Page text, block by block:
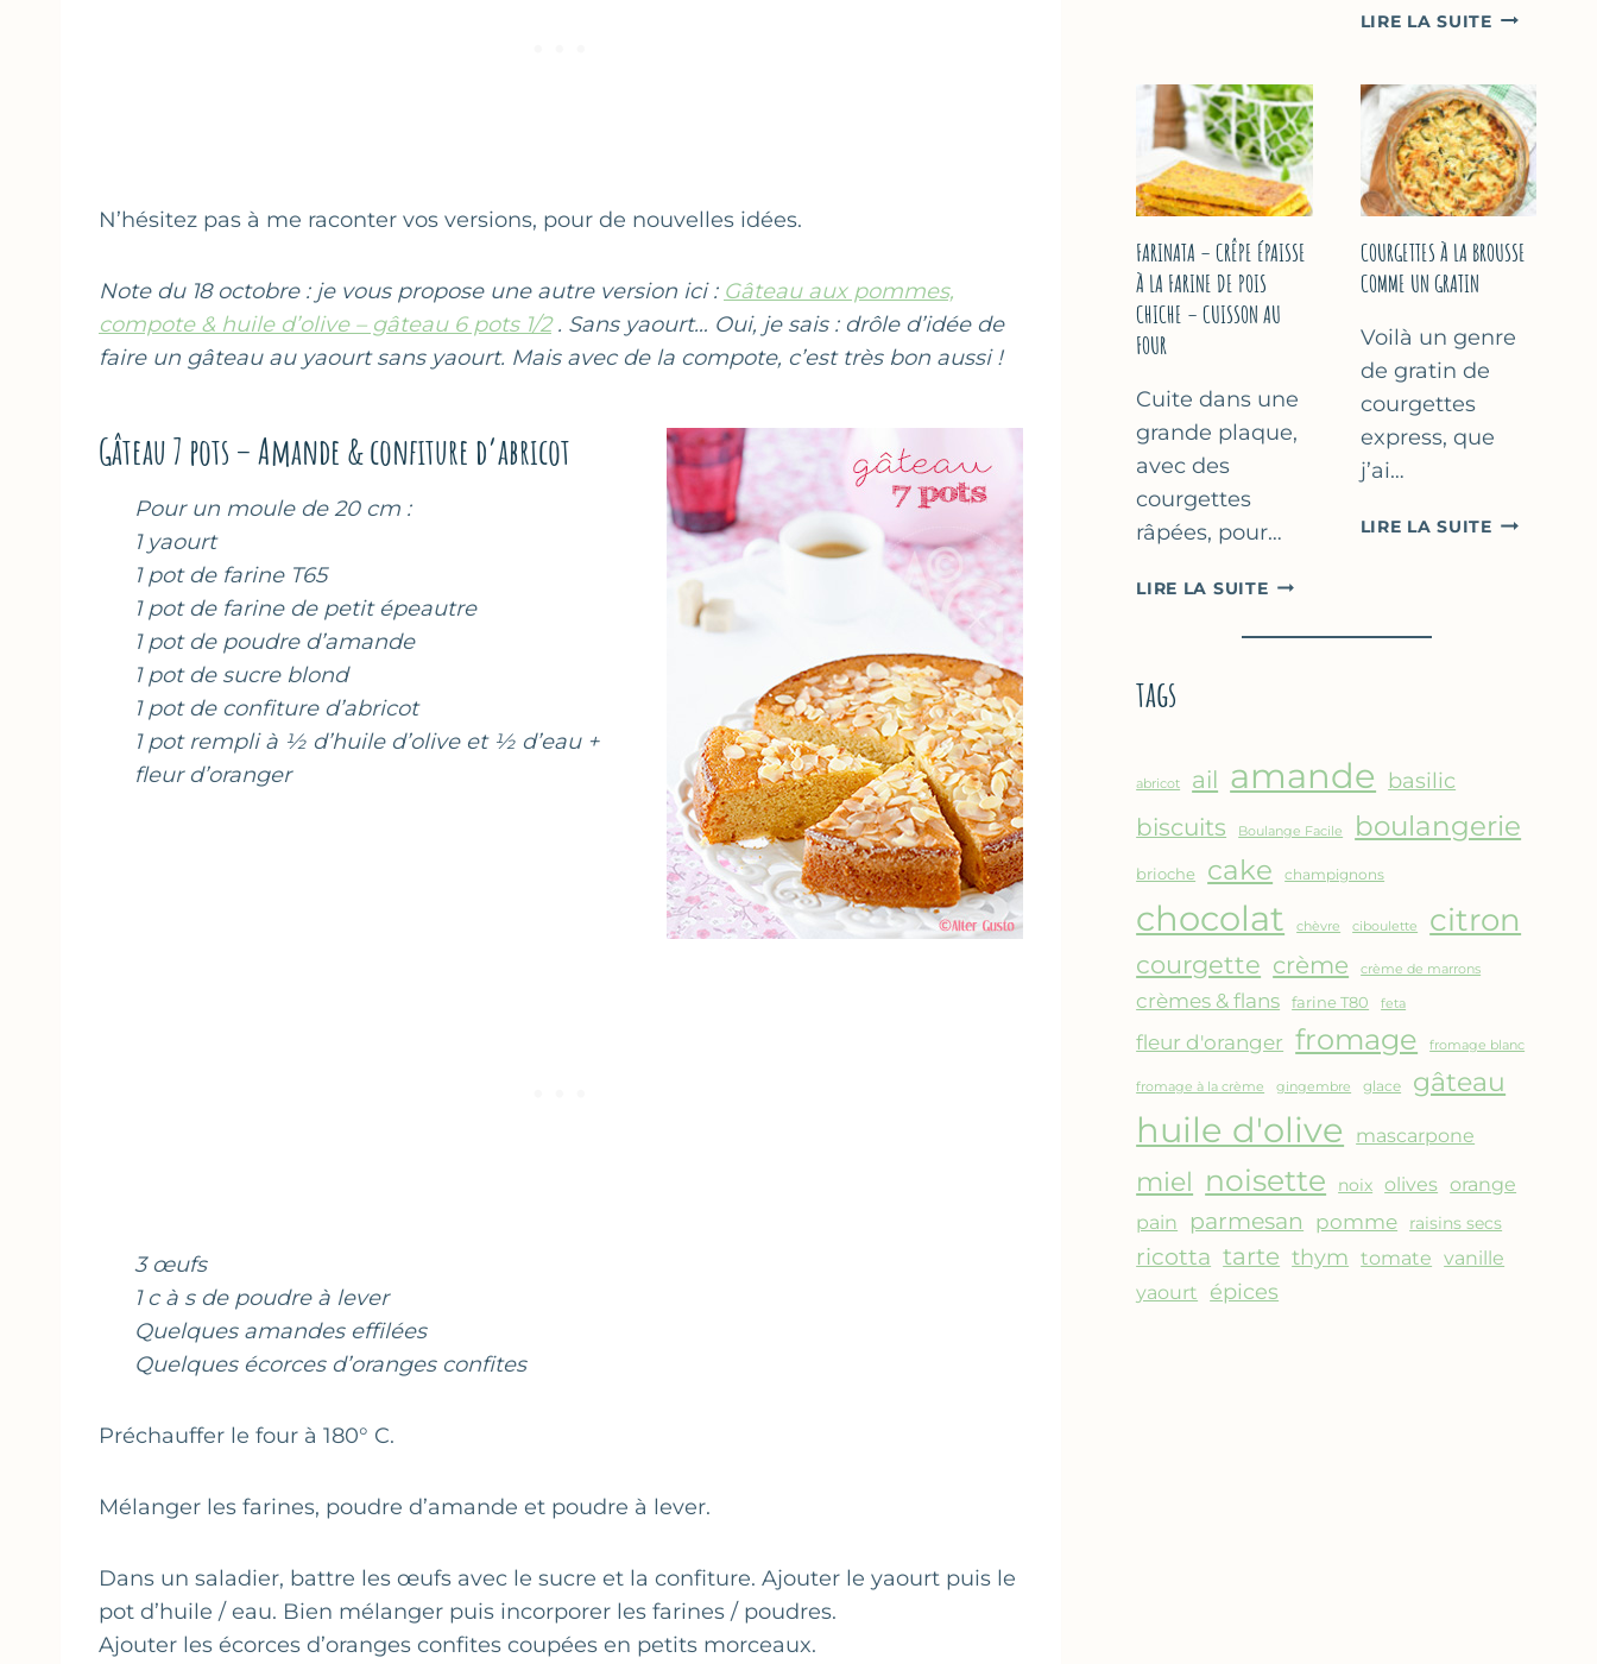
N’hésitez pas à me raconter vos versions, pour de nouvelles idées.
Note du 18 octobre : je vous propose une autre version ici : Gâteau aux pommes,
compote & huile d’olive – gâteau 6 pots 1/2. Sans yaourt… Oui, je sais : drôle d’idée de
faire un gâteau au yaourt sans yaourt. Mais avec de la compote, c’est très bon aussi !
Gâteau 7 pots – Amande & confiture d’abricot
Pour un moule de 20 cm :
1 yaourt
1 pot de farine T65
1 pot de farine de petit épeautre
1 pot de poudre d’amande
1 pot de sucre blond
1 pot de confiture d’abricot
1 pot rempli à ½ d’huile d’olive et ½ d’eau +
fleur d’oranger
3 œufs
1 c à s de poudre à lever
Quelques amandes effilées
Quelques écorces d’oranges confites
Préchauffer le four à 180° C.
Mélanger les farines, poudre d’amande et poudre à lever.
Dans un saladier, battre les œufs avec le sucre et la confiture. Ajouter le yaourt puis le
pot d’huile / eau. Bien mélanger puis incorporer les farines / poudres.
Ajouter les écorces d’oranges confites coupées en petits morceaux.
&
YAOURT
GREC
–
SANS
LIRE LA SUITEBEIGNETS
À
LA
BIÈRE
–
COMME
MARSEILLE
FARINATA – CRÊPE ÉPAISSE
À LA FARINE DE POIS
CHICHE – CUISSON AU
FOUR
Cuite dans une
grande plaque,
avec des
courgettes
râpées, pour…
LIRE LA SUITEFARINATA
CRÊPE
DE
CHICHE
CUISSON
AU
FOUR
COURGETTES À LA BROUSSE
COMME UN GRATIN
Voilà un genre
de gratin de
courgettes
express, que
j’ai…
LIRE LA SUITE
tags
abricot ail amande basilic
biscuits Boulange Facile boulangerie
brioche cake champignons
chocolat chèvre ciboulette citron
courgette crème crème de marrons
crèmes & flans farine T80 feta
fleur d'oranger fromage fromage blanc
fromage à la crème gingembre glace gâteau
huile d'olive mascarpone
miel noisette noix olives orange
pain
parmesan pomme raisins secs
ricotta tarte thym tomate vanille
yaourt épices